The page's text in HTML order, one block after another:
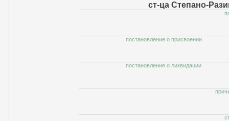
ст-ца Степано-
постановление о присвоении
постановление о ликвидации